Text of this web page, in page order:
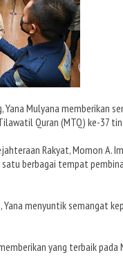
Yana Mulyana memberikan
Quran (MTQ) ke-37
Rakyat, Momon A.
berbagai tempat
menyuntik semangat
yang terbaik